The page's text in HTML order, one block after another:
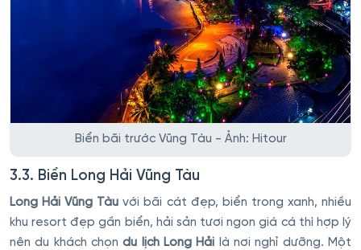
Biển bãi trước Vũng Tàu - Ảnh: Hitour
3.3. Biển Long Hải Vũng Tàu
Long Hải Vũng Tàu với bãi cát đẹp, biển trong xanh, nhiều
khu resort đẹp gần biển, hải sản tươi ngon giá cá thì hợp lý
nên du khách chọndu lịch Long Hải là nơi nghỉ dưỡng. Một